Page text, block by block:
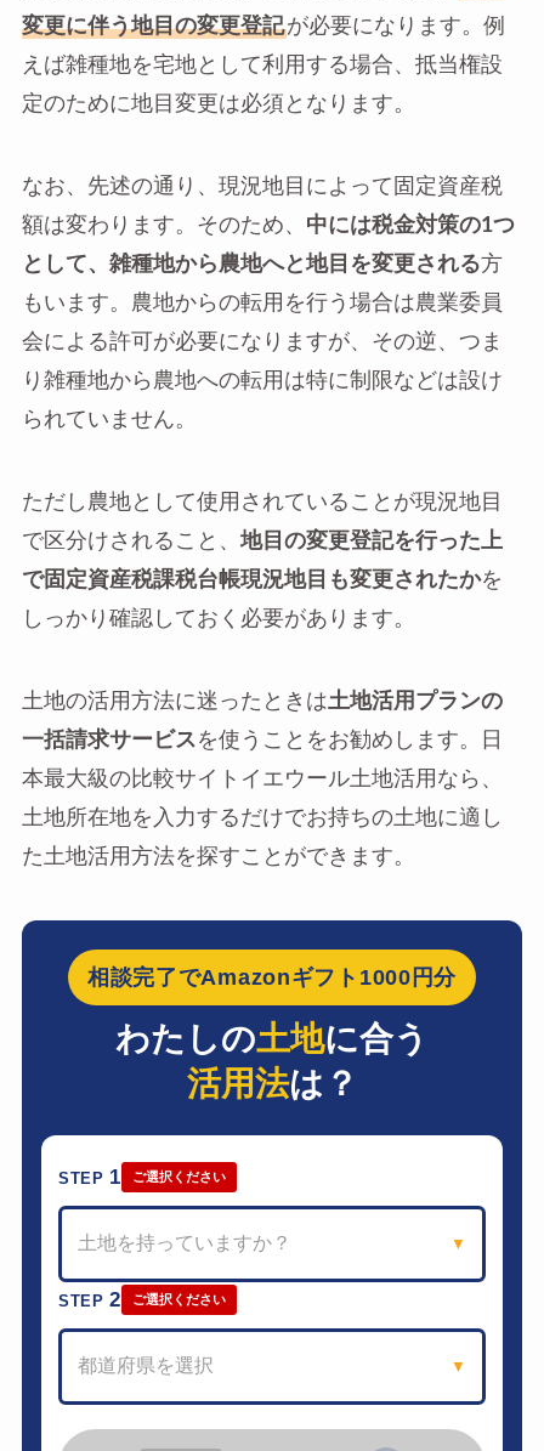
変更に伴う地目の変更登記が必要になります。例
えば雑種地を宅地として利用する場合、抵当権設
定のために地目変更は必須となります。
なお、先述の通り、現況地目によって固定資産税
額は変わります。そのため、 中には税金対策の1つ
として、雑種地から農地へと地目を変更される方
もいます。農地からの転用を行う場合は農業委員
会による許可が必要になりますが、その逆、つま
り雑種地から農地への転用は特に制限などは設け
られていません。
ただし農地として使用されていることが現況地目
で区分けされること、 地目の変更登記を行った上
で固定資産税課税台帳現況地目も変更されたかを
しっかり確認しておく必要があります。
土地の活用方法に迷ったときは土地活用プランの
一括請求サービス を使うことをお勧めします。日
本最大級の比較サイトイエウール土地活用なら、
土地所在地を入力するだけでお持ちの土地に適し
た土地活用方法を探すことができます。
相談完了でAmazonギフト1000円分
わたしの土地に合う
活用法は？
STEP 1 ご選択ください
土地を持っていますか？ ▼
STEP2 ご選択ください
都道府県を選択 ▼